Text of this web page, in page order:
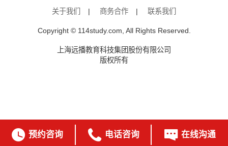
关于我们 | 商务合作 | 联系我们
Copyright © 114study.com, All Rights Reserved.
上海远播教育科技集团股份有限公司
版权所有
 预约咨询  电话咨询  在线沟通